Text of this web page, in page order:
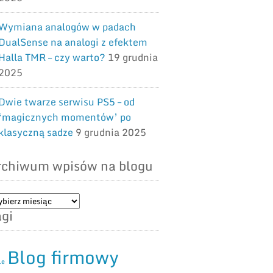
analogów w padach
na analogi z efektem
TMR – czy warto? 19 grudnia
twarze serwisu PS5 – od
‘magicznych momentów’ po
sadze 9 grudnia 2025
wpisów na blogu
Blog firmowy